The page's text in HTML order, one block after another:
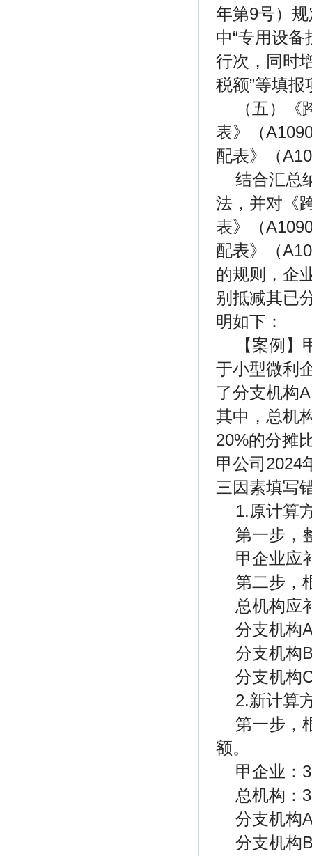
年第9号）
中“专用设
行次，同时
税额”等填
（五）
表》（
配表》（
结合汇总
法，并对《
表》（
配表》（
的规则，企
别抵减其已
明如下：
【案例
于小型微利
了分支机构
其中，总机
20%的分摊
甲公司2024
三因素填写
1.原计算
第一步，
甲企业应
第二步，
总机构应
分支机构
分支机构
分支机构
2.新计算
第一步，
额。
甲企业：
总机构：
分支机构
分支机构